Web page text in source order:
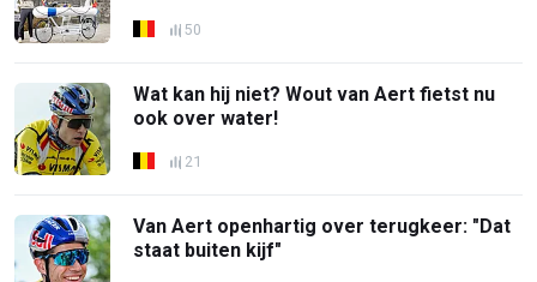
50
Wat kan hij niet? Wout van Aert fietst nu
ook over water!
21
Van Aert openhartig over terugkeer: "Dat
staat buiten kijf"